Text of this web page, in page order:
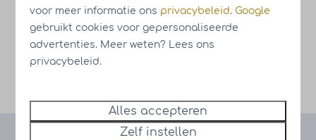
Bekijk alle bouwupdates van onze resorts
voor meer informatie ons privacybeleid. Google
gebruikt cookies voor gepersonaliseerde
advertenties. Meer weten? Lees ons
privacybeleid.
Alles accepteren
Zelf instellen